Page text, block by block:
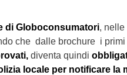
di Globoconsumatori,
che dalle brochure i primi
diventa quindi
locale per notificare la